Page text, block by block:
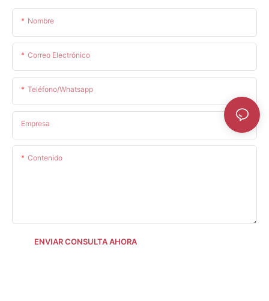
Nombre
Correo Electrónico
Teléfono/whatsapp
Empresa
Contenido
ENVIAR CONSULTA AHORA